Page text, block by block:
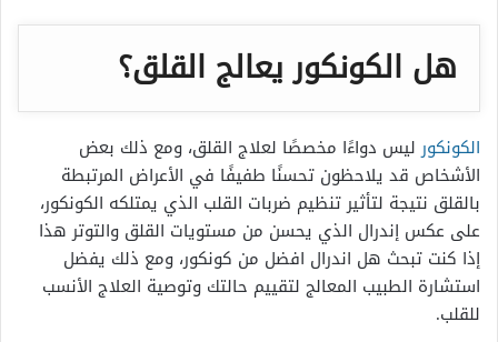
هل الكونكور يعالج القلق؟
الكونكورليس دواءًا مخصصًا لعلاج القلق، ومع ذلك بعض
الأشخاص قد يلاحظون تحسنًا طفيفًا في الأعراض المرتبطة
بالقلق نتيجة لتأثير تنظيم ضربات القلب الذي يمتلكه الكونكور،
على عكس إندرال الذي يحسن من مستويات القلق والتوتر هذا
إذا كنت تبحث هل اندرال افضل من كونكور، ومع ذلك يفضل
استشارة الطبيب المعالج لتقييم حالتك وتوصية العلاج الأنسب
للقلب.